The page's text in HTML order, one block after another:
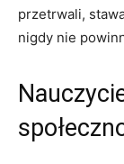
przetrwali,
nigdy nie